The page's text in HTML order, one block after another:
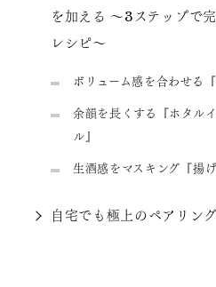
を加える 〜3ステップで
レシピ〜
ボリューム感を合わせる
余韻を長くする『ホタル
ル』
生酒感をマスキング『揚
自宅でも極上のペアリン